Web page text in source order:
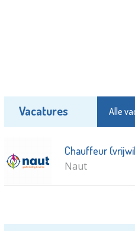
Vacatures Alle
Chauffeur
Naut